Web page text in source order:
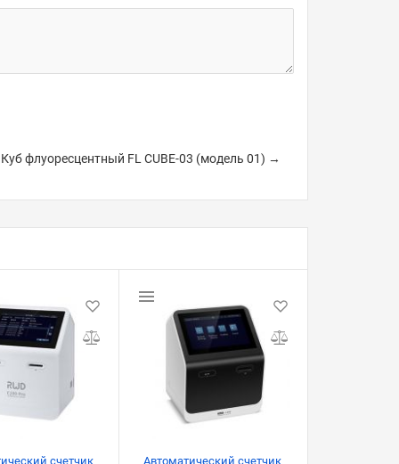
Куб флуоресцентный FL CUBE-03 (модель 01) →
счетчик
Автоматический счетчик